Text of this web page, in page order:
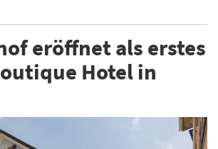
eröffnet als erstes
Hotel in